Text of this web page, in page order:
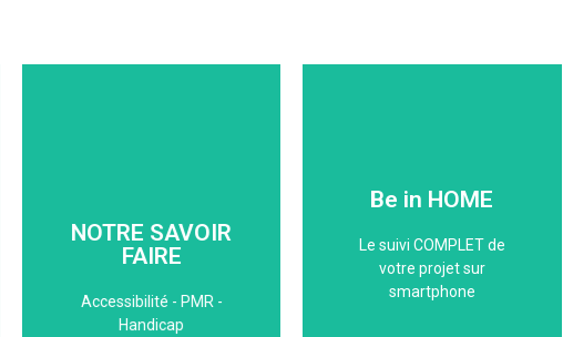
NOTRE SAVOIR
FAIRE
Accessibilité - PMR -
Handicap
PMR
Découvrez notre
Be in HOME
Le suivi COMPLET de
votre projet sur
smartphone
chantier, photos, SAV :
étapes de votre projet
EN SAVOIR +